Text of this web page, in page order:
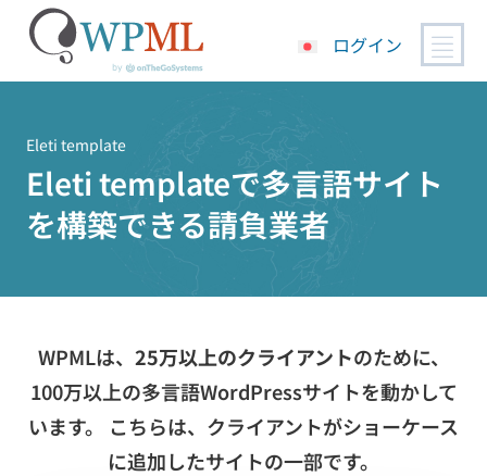
ッ
ログイン
Eleti template
Eleti templateで多言語サイト
を構築できる請負業者
WPMLは、 25万以上のクライアントのために、
100万以上の多言語WordPressサイトを動かして
います。 こちらは、クライアントがショーケース
に追加したサイトの一部です。